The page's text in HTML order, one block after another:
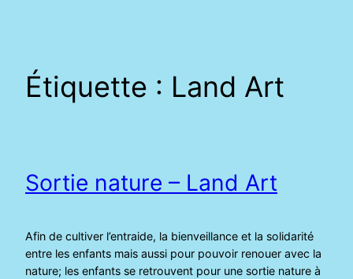
Étiquette : Land Art
Sortie nature – Land Art
Afin de cultiver l’entraide, la bienveillance et la solidarité
entre les enfants mais aussi pour pouvoir renouer avec la
nature; les enfants se retrouvent pour une sortie nature à